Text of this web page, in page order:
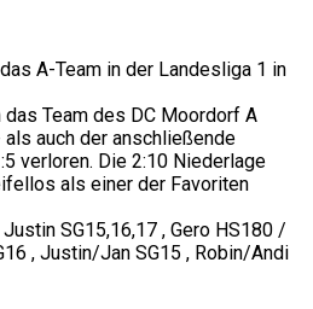
A-Team in der Landesliga 1 in
Team des DC Moordorf A
auch der anschließende
verloren. Die 2:10 Niederlage
als einer der Favoriten
SG15,16,17 , Gero HS180 /
, Justin/Jan SG15 , Robin/Andi